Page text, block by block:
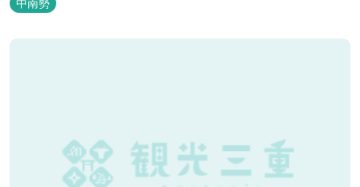
と共有することで地域産業・地域社会の発展を図るNPO法人Joint
Plusが運営する民泊です。 NPO法人Joint Plusは、大台町ならでは
中南勢